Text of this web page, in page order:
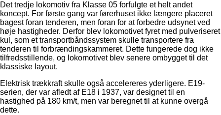
Det tredje lokomotiv fra Klasse 05 forfulgte et helt andet
koncept. For første gang var førerhuset ikke længere placeret
bagest foran tenderen, men foran for at forbedre udsynet ved
høje hastigheder. Derfor blev lokomotivet fyret med pulveriseret
kul, som et transportbåndssystem skulle transportere fra
tenderen til forbrændingskammeret. Dette fungerede dog ikke
tilfredsstillende, og lokomotivet blev senere ombygget til det
klassiske layout.
Elektrisk trækkraft skulle også accelereres yderligere. E19-
serien, der var afledt af E18 i 1937, var designet til en
hastighed på 180 km/t, men var beregnet til at kunne overgå
dette.